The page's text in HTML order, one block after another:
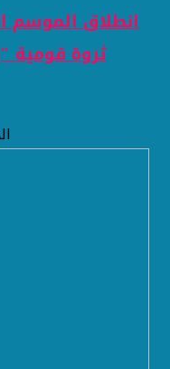
انطلاق الموسم
ثروة قومية